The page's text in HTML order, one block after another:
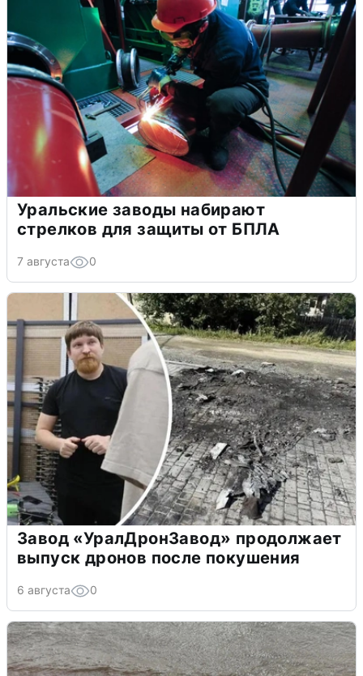
Уральские заводы набирают
стрелков для защиты от БПЛА
7 августа 0
Завод «УралДронЗавод» продолжает
выпуск дронов после покушения
6 августа 0